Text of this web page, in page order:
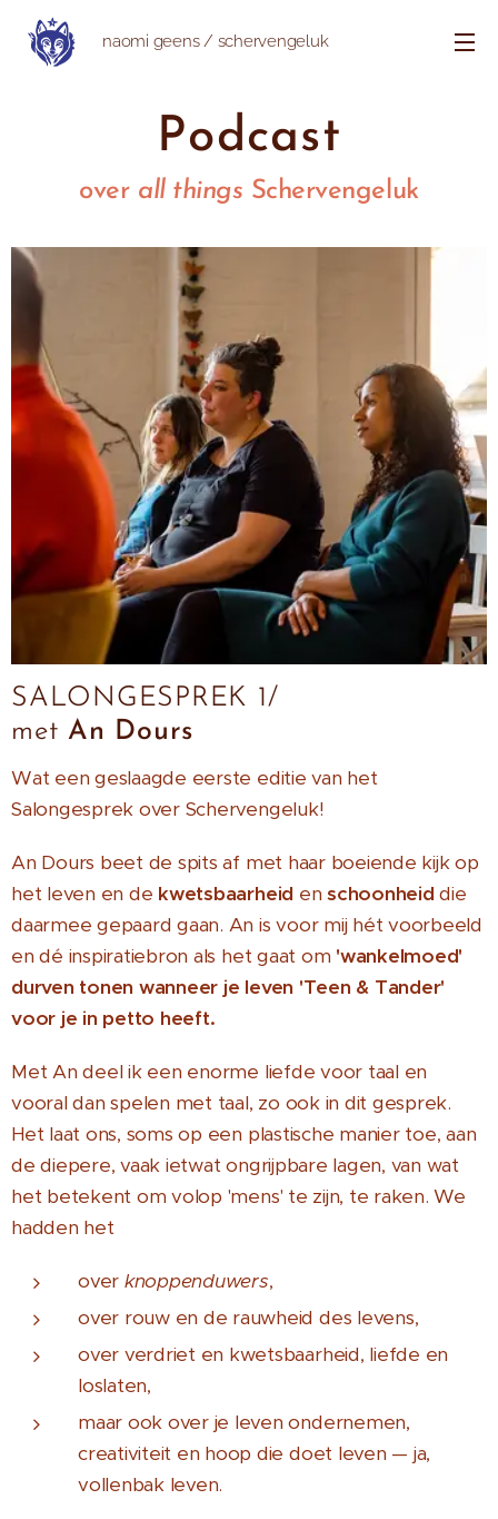
naomi geens / schervengeluk
Podcast
over all things Schervengeluk
SALONGESPREK 1/
met An Dours
Wat een geslaagde eerste editie van het
Salongesprek over Schervengeluk!
An Dours beet de spits af met haar boeiende kijk op
het leven en de kwetsbaarheid enschoonheid die
daarmee gepaard gaan. An is voor mij hét voorbeeld
en dé inspiratiebron als het gaat om 'wankelmoed'
durven tonen wanneer je leven 'Teen & Tander'
voor je in petto heeft.
Met An deel ik een enorme liefde voor taal en
vooral dan spelen met taal, zo ook in dit gesprek.
Het laat ons, soms op een plastische manier toe, aan
de diepere, vaak ietwat ongrijpbare lagen, van wat
het betekent om volop 'mens' te zijn, te raken. We
hadden het
over knoppenduwers,
over rouw en de rauwheid des levens,
over verdriet en kwetsbaarheid, liefde en
loslaten,
maar ook over je leven ondernemen,
creativiteit en hoop die doet leven — ja,
vollenbak leven.